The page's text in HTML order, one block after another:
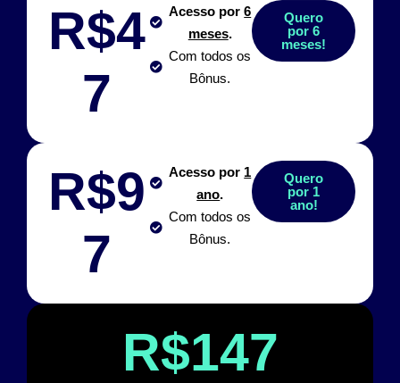
R$4
7
Acesso por6
meses.
Com todos os
Bônus.
Quero
por 6
meses!
R$9
7
Acesso por 1
ano.
Com todos os
Bônus.
Quero
por 1
ano!
R$147